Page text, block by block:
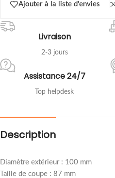
Ajouter à la liste d'envies
Livraison
2-3 jours
Assistance 24/7
Top helpdesk
Description
Diamètre extérieur : 100 mm
Taille de coupe : 87 mm